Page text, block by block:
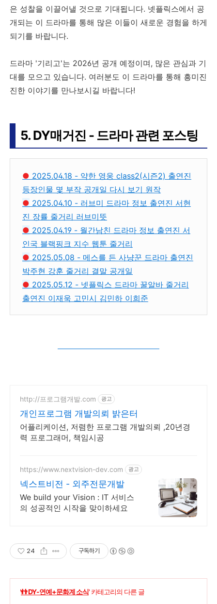
은 성찰을 이끌어낼 것으로 기대됩니다. 넷플릭스에서 공
개되는 이 드라마를 통해 많은 이들이 새로운 경험을 하게
되기를 바랍니다.
드라마 '기리고'는 2026년 공개 예정이며, 많은 관심과 기
대를 모으고 있습니다. 여러분도 이 드라마를 통해 흥미진
진한 이야기를 만나보시길 바랍니다!
5. DY매거진 - 드라마 관련 포스팅
● 2025.04.18 - 약한 영웅 class2(시즌2) 출연진
등장인물 몇 부작 공개일 다시 보기 원작
● 2025.04.10 - 러브미 드라마 정보 출연진 서현
진 장률 줄거리 러브미뜻
● 2025.04.19 - 월간남친 드라마 정보 출연진 서
인국 블랙핑크 지수 웹툰 줄거리
● 2025.05.08 - 메스를 든 사냥꾼 드라마 출연진
박주현 강훈 줄거리 결말 공개일
● 2025.05.12 - 넷플릭스 드라마 꿀알바 줄거리
출연진 이재욱 고민시 김민하 이희준
http://프로그램개발.com 광고
개인프로그램 개발의뢰 밝은터
어플리케이션, 저렴한 프로그램 개발의뢰 ,20년경
력 프로그래머, 책임시공
https://www.nextvision-dev.com 광고
넥스트비전 - 외주전문개발
We build your Vision : IT 서비스
의 성공적인 시작을 맞이하세요
24 구독하기
'👬 DY-연예+문화계 소식' 카테고리의 다른 글